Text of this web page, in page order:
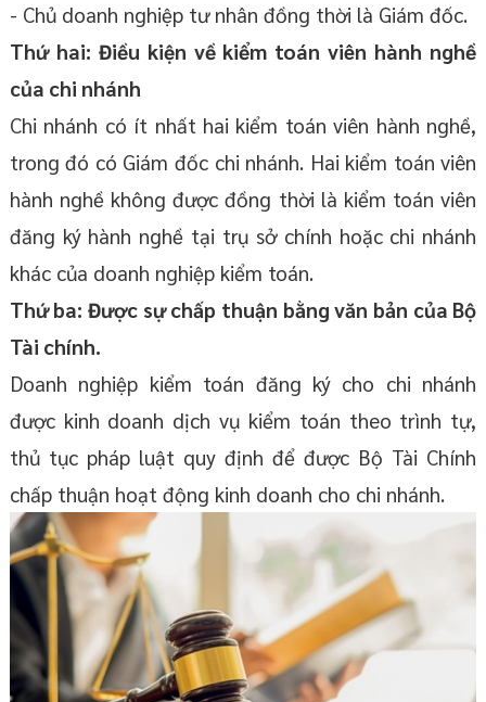
- Chủ doanh nghiệp tư nhân đồng thời là Giám đốc.
Thứ hai: Điều kiện về kiểm toán viên hành nghề
của chi nhánh
Chi nhánh có ít nhất hai kiểm toán viên hành nghề,
trong đó có Giám đốc chi nhánh. Hai kiểm toán viên
hành nghề không được đồng thời là kiểm toán viên
đăng ký hành nghề tại trụ sở chính hoặc chi nhánh
khác của doanh nghiệp kiểm toán.
Thứ ba: Được sự chấp thuận bằng văn bản của Bộ
Tài chính.
Doanh nghiệp kiểm toán đăng ký cho chi nhánh
được kinh doanh dịch vụ kiểm toán theo trình tự,
thủ tục pháp luật quy định để được Bộ Tài Chính
chấp thuận hoạt động kinh doanh cho chi nhánh.